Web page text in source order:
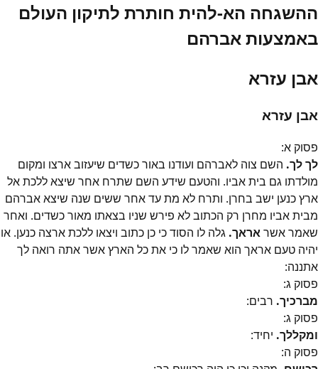
ההשגחה הא-להית חותרת לתיקון העולם
באמצעות אברהם
אבן עזרא
אבן עזרא
פסוק א:
לך לך. השם צוה לאברהם ועודנו באור כשדים שיעזוב ארצו ומקום
מולדתו גם בית אביו. והטעם שידע השם שתרח אחר שיצא ללכת אל
ארץ כנען ישב בחרן. ותרח לא מת עד אחר ששים שנה שיצא אברהם
מבית אביו מחרן רק הכתוב לא פירש שניו בצאתו מאור כשדים. ואחר
שאמר אשראראך. גלה לו הסוד כי כן כתוב ויצאו ללכת ארצה כנען. או
יהיה טעם אראך הוא שאמר לו כי את כל הארץ אשר אתה רואה לך
אתננה:
פסוק ג:
מברכיך. רבים:
פסוק ג:
ומקללך. יחיד:
פסוק ה: